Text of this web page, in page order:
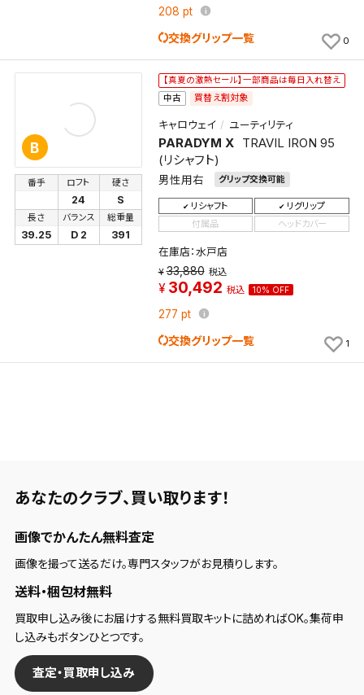
208 pt
交換グリップ一覧 0
B
【真夏の激熱セール】一部商品は毎日入れ替え
中古
買替え割対象
キャロウェイ ユーティリティ
PARADYM X
TRAVIL IRON 95
(リシャフト)
男性用右 グリップ交換可能
番手 ロフト
24
硬さ
S
長さ
39.25
バランス
D 2
総重量
391
リシャフト
リグリップ
付属品
ヘッドカバー
在庫店：水戸店
33,880 税込
30,492 税込 10% OFF
277 pt
交換グリップ一覧 1
新着通知
新着通知を「する」にすると、この条件に一致する商品
が入荷した際に、メール及びお客様のアカウント内の
「お知らせ」で通知します。
保存された検索条件は変更できません。
条件を変更したい場合は、マイページの「保存検索条
件一覧」から画面を表示し、条件を変更の上、保存し直
検索条件を保存
検索条件を保存しました。
これまで保存した検索条件は、マイページの「保存検
索条件一覧」で確認できます。
あなたのクラブ、 買い取ります！
画像でかんたん無料査定
画像を撮って送るだけ。専門スタッフがお見積りします。
送料・梱包材無料
買取申し込み後にお届けする無料買取キットに詰めればOK。集荷申
し込みもボタンひとつです。
査定・買取申し込み